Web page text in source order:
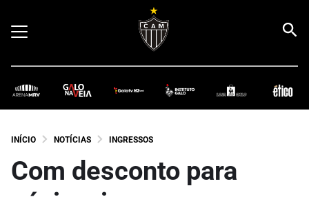
INÍCIO NOTÍCIAS INGRESSOS
Com desconto para